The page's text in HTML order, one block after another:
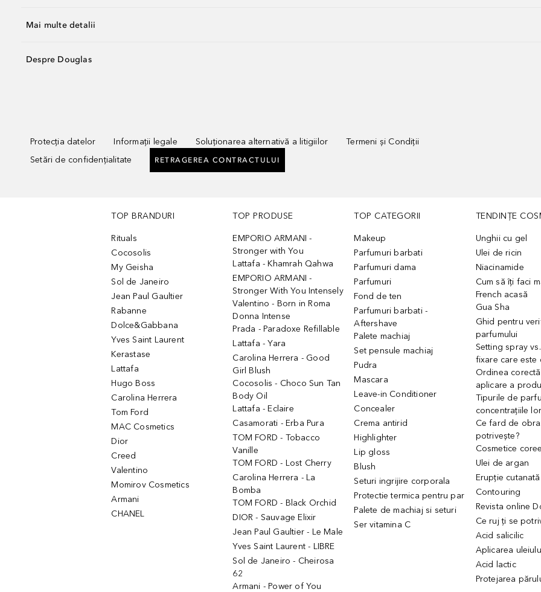
Mai multe detalii
Despre Douglas
Protecția datelor Informații legale Soluționarea alternativă a litigiilor
Termeni și Condiții
Setări de confidențialitate
RETRAGEREA CONTRACTULUI
TOP BRANDURI
Rituals
Cocosolis
My Geisha
Sol de Janeiro
Jean Paul Gaultier
Rabanne
Dolce&Gabbana
Yves Saint Laurent
Kerastase
Lattafa
Hugo Boss
Carolina Herrera
Tom Ford
MAC Cosmetics
Dior
Creed
Valentino
Momirov Cosmetics
Armani
CHANEL
TOP PRODUSE
EMPORIO ARMANI -
Stronger with You
Lattafa - Khamrah Qahwa
EMPORIO ARMANI -
Stronger With You Intensely
Valentino - Born in Roma
Donna Intense
Prada - Paradoxe Refillable
Lattafa - Yara
Carolina Herrera - Good
Girl Blush
Cocosolis - Choco Sun Tan
Body Oil
Lattafa - Eclaire
Casamorati - Erba Pura
TOM FORD - Tobacco
Vanille
TOM FORD - Lost Cherry
Carolina Herrera - La
Bomba
TOM FORD - Black Orchid
DIOR - Sauvage Elixir
Jean Paul Gaultier - Le Male
Yves Saint Laurent - LIBRE
Sol de Janeiro - Cheirosa
62
Armani - Power of You
TOP CATEGORII
Makeup
Parfumuri barbati
Parfumuri dama
Parfumuri
Fond de ten
Parfumuri barbati -
Aftershave
Palete machiaj
Set pensule machiaj
Pudra
Mascara
Leave-in Conditioner
Concealer
Crema antirid
Highlighter
Lip gloss
Blush
Seturi ingrijire corporala
Protectie termica pentru par
Palete de machiaj si seturi
Ser vitamina C
TENDINȚE
Unghii cu gel
Ulei de ricin
Niacinamide
Cum să îți faci
French acasă
Gua Sha
Ghid pentru
parfumului
Setting spray
fixare care este
Ordinea
aplicare a
Tipurile de
concentrațiile lor
Ce fard de
potrivește?
Cosmetice
Ulei de argan
Erupție
Contouring
Revista online
Ce ruj ți se
Acid salicilic
Aplicarea
Acid lactic
Protejarea